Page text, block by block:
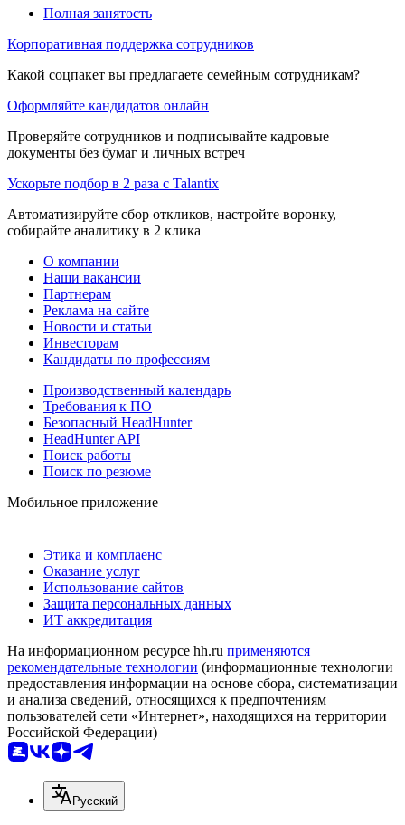
Полная занятость
Корпоративная поддержка сотрудников
Какой соцпакет вы предлагаете семейным сотрудникам?
Оформляйте кандидатов онлайн
Проверяйте сотрудников и подписывайте кадровые
документы без бумаг и личных встреч
Ускорьте подбор в 2 раза с Talantix
Автоматизируйте сбор откликов, настройте воронку,
собирайте аналитику в 2 клика
О компании
Наши вакансии
Партнерам
Реклама на сайте
Новости и статьи
Инвесторам
Кандидаты по профессиям
Производственный календарь
Требования к ПО
Безопасный HeadHunter
HeadHunter API
Поиск работы
Поиск по резюме
Мобильное приложение
Этика и комплаенс
Оказание услуг
Использование сайтов
Защита персональных данных
ИТ аккредитация
На информационном ресурсе hh.ru применяются
рекомендательные технологии (информационные технологии
предоставления информации на основе сбора, систематизации
и анализа сведений, относящихся к предпочтениям
пользователей сети «Интернет», находящихся на территории
Российской Федерации)
Русский